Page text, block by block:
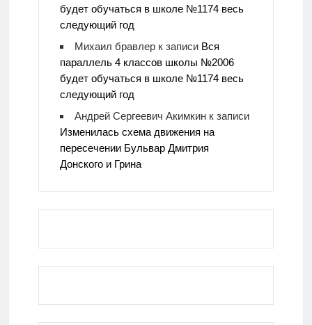
будет обучаться в школе №1174 весь
следующий год
Михаил бравлерк записи Вся
параллель 4 классов школы №2006
будет обучаться в школе №1174 весь
следующий год
Андрей Сергеевич Акимкинк записи
Изменилась схема движения на
пересечении Бульвар Дмитрия
Донского и Грина